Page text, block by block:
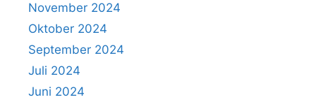
Beiträge
Mitglied
November 2024
Oktober 2024
September 2024
Juli 2024
Juni 2024